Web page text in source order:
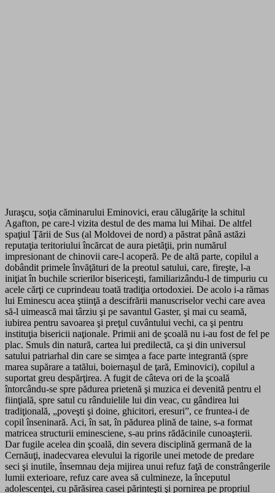
Juraşcu, soţia căminarului Eminovici, erau călugăriţe la schitul
Agafton, pe care-l vizita destul de des mama lui Mihai. De altfel
spaţiul Ţării de Sus (al Moldovei de nord) a păstrat până astăzi
reputaţia teritoriului încărcat de aura pietăţii, prin numărul
impresionant de chinovii care-l acoperă. Pe de altă parte, copilul a
dobândit primele învăţături de la preotul satului, care, fireşte, l-a
iniţiat în buchile scrierilor bisericeşti, familiarizându-l de timpuriu cu
acele cărţi ce cuprindeau toată tradiţia ortodoxiei. De acolo i-a rămas
lui Eminescu acea ştiinţă a descifrării manuscriselor vechi care avea
să-l uimească mai târziu şi pe savantul Gaster, şi mai cu seamă,
iubirea pentru savoarea şi preţul cuvântului vechi, ca şi pentru
instituţia bisericii naţionale. Primii ani de şcoală nu i-au fost de fel pe
plac. Smuls din natură, cartea lui predilectă, ca şi din universul
satului patriarhal din care se simţea a face parte integrantă (spre
marea supărare a tatălui, boiernaşul de ţară, Eminovici), copilul a
suportat greu despărţirea. A fugit de câteva ori de la şcoală
întorcându-se spre pădurea prietenă şi muzica ei devenită pentru el
fiinţială, spre satul cu rânduielile lui din veac, cu gândirea lui
tradiţională, „poveşti şi doine, ghicitori, eresuri”, ce fruntea-i de
copil înseninară. Aci, în sat, în pădurea plină de taine, s-a format
matricea structurii eminesciene, s-au prins rădăcinile cunoaşterii.
Dar fugile acelea din şcoală, din severa disciplină germană de la
Cernăuţi, inadecvarea elevului la rigorile unei metode de predare
seci şi inutile, însemnau deja mijirea unui refuz faţă de constrângerile
lumii exterioare, refuz care avea să culmineze, la începutul
adolescenţei, cu părăsirea casei părinteşti şi pornirea pe propriul